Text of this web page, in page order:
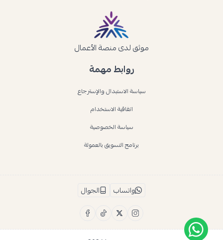
روابط مهمة
سياسة الاستبدال والإسترجاع
اتفاقية الاستخدام
سياسة الخصوصية
برنامج التسويق بالعمولة
موثق لدى منصة الأعمال
واتساب الجوال